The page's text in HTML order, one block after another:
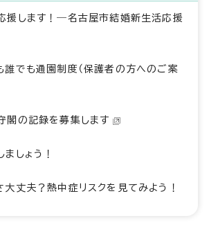
援します！―名古屋市結婚新生活応援
誰でも通園制度（保護者の方へのご案
閣の記録を募集します
しょう！
大丈夫？熱中症リスクを見てみよう！